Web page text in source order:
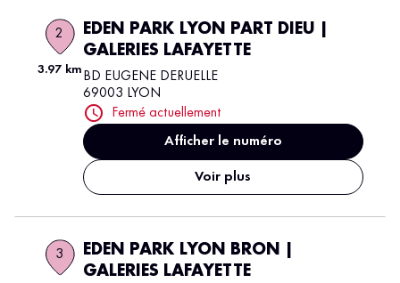
2
3.97 km
EDEN PARK LYON PART DIEU |
GALERIES LAFAYETTE
BD EUGENE DERUELLE
69003 LYON
Fermé actuellement
Afficher le numéro
Voir plus
3
EDEN PARK LYON BRON |
GALERIES LAFAYETTE